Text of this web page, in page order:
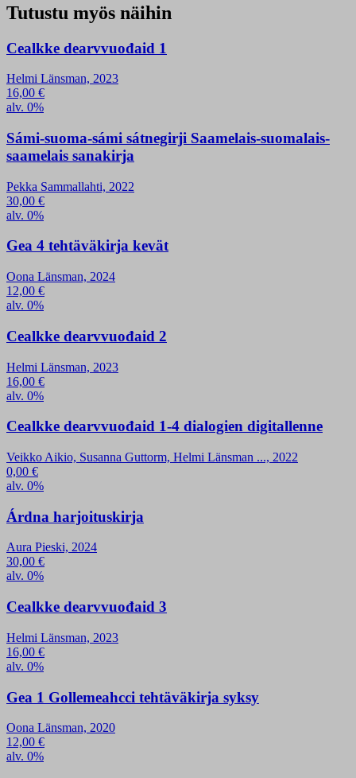
Tutustu myös näihin
Cealkke dearvvuođaid 1
Helmi Länsman, 2023
16,00 €
alv. 0%
Sámi-suoma-sámi sátnegirji Saamelais-suomalais-
saamelais sanakirja
Pekka Sammallahti, 2022
30,00 €
alv. 0%
Gea 4 tehtäväkirja kevät
Oona Länsman, 2024
12,00 €
alv. 0%
Cealkke dearvvuođaid 2
Helmi Länsman, 2023
16,00 €
alv. 0%
Cealkke dearvvuođaid 1-4 dialogien digitallenne
Veikko Aikio, Susanna Guttorm, Helmi Länsman ..., 2022
0,00 €
alv. 0%
Árdna harjoituskirja
Aura Pieski, 2024
30,00 €
alv. 0%
Cealkke dearvvuođaid 3
Helmi Länsman, 2023
16,00 €
alv. 0%
Gea 1 Gollemeahcci tehtäväkirja syksy
Oona Länsman, 2020
12,00 €
alv. 0%